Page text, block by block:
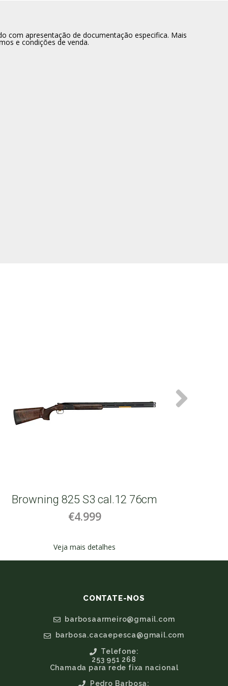
com apresentação de documentação especifica. Mais
e condições de venda.
Browning 825 S3 cal.12 76cm
€4.999
Veja mais detalhes
CONTATE-NOS
barbosaarmeiro@gmail.com
barbosa.cacaepesca@gmail.com
Telefone:
253 951 268
Chamada para rede fixa nacional
Pedro Barbosa: